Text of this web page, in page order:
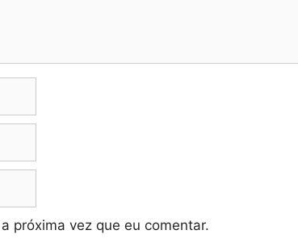
próxima vez que eu comentar.